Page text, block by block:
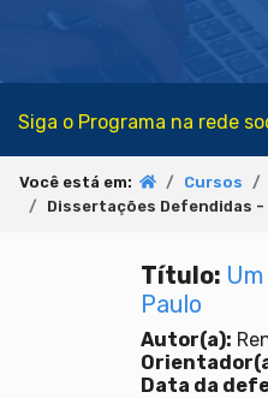
Siga o Programa na rede
Você está em: Cursos
Dissertações Defendidas -
Título:
Paulo
Autor(a):
Data da